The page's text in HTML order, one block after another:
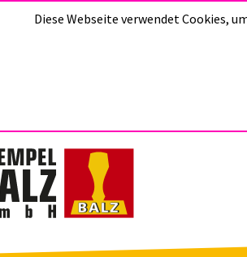
Diese Webseite verwendet Cookies,